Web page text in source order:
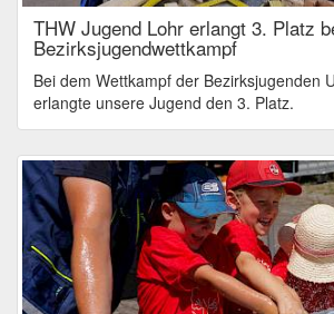
THW Jugend Lohr erlangt 3. Platz
Bezirksjugendwettkampf
Bei dem Wettkampf der Bezirksjugenden
erlangte unsere Jugend den 3. Platz.